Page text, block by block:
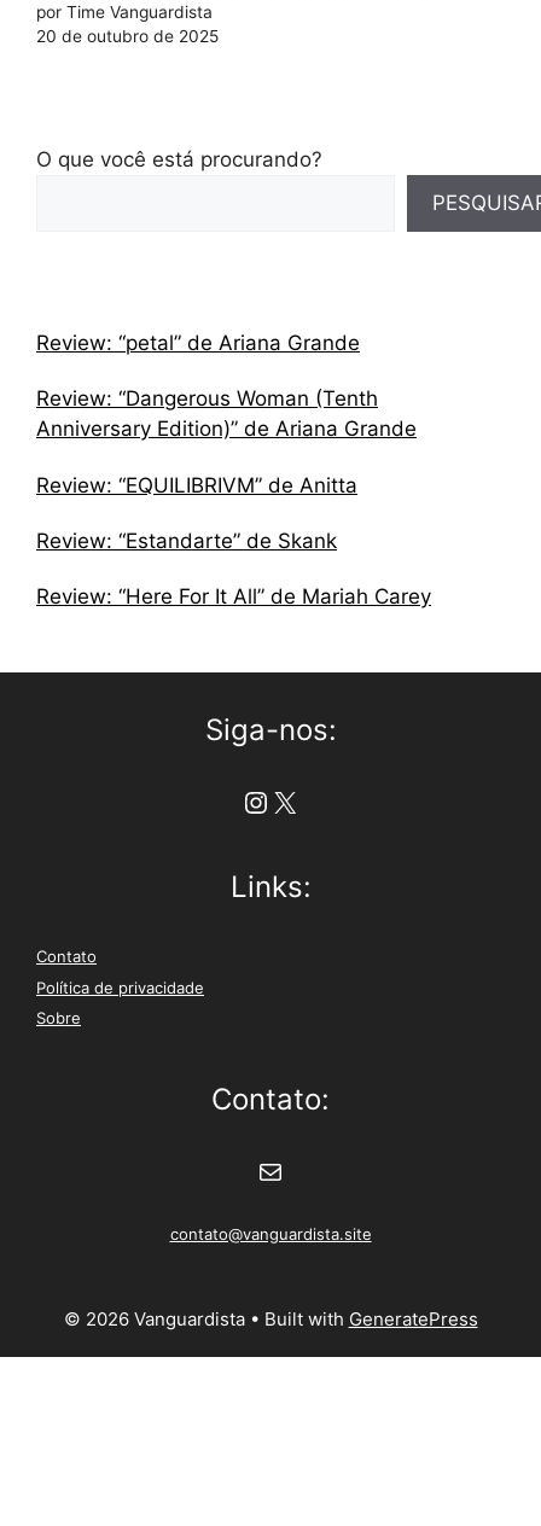
por Time Vanguardista
20 de outubro de 2025
O que você está procurando?
Review: “petal” de Ariana Grande
Review: “Dangerous Woman (Tenth
Anniversary Edition)” de Ariana Grande
Review: “EQUILIBRIVM” de Anitta
Review: “Estandarte” de Skank
Review: “Here For It All” de Mariah Carey
Siga-nos:
Instagram
X
Links:
Contato
Política de privacidade
Sobre
Contato:
E-mail
contato@vanguardista.site
© 2026 Vanguardista• Built with GeneratePress